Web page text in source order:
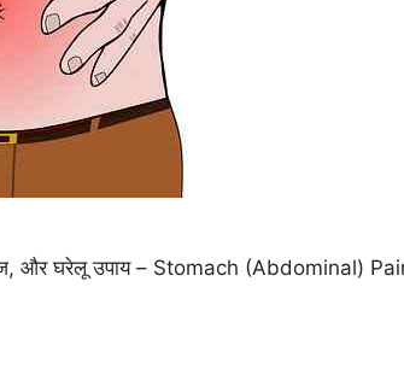
और घरेलू उपाय – Stomach (Abdominal)